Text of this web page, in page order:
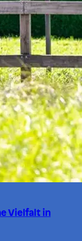
Vielfalt in